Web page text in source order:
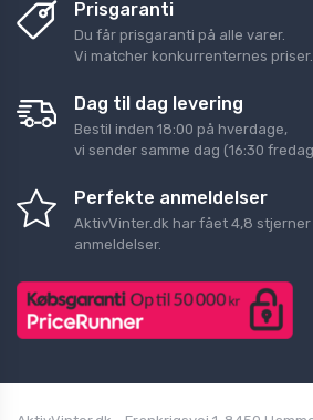
Prisgaranti
Du får prisgaranti på alle varer.
Vi matcher konkurrenternes priser.
Dag til dag levering
Bestil inden 18:00 på hverdage,
vi sender samme dag (16:30
Perfekte anmeldelser
AktivVinter.dk har fået 4,8 stjerner
anmeldelser.